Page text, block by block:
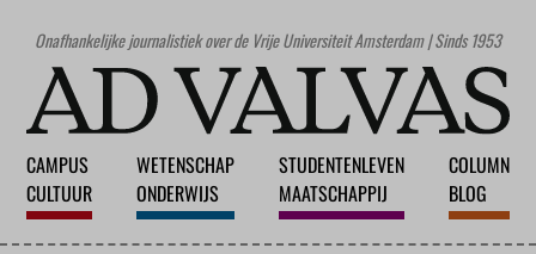
Onafhankelijke journalistiek over de Vrije Universiteit Amsterdam | Sinds 1953
CAMPUS
CULTUUR
WETENSCHAP
ONDERWIJS
STUDENTENLEVEN
MAATSCHAPPIJ
COLUMN
BLOG